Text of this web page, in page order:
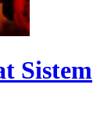
Sistem